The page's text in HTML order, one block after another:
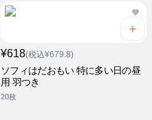
¥618(税込¥679.8)
ソフィはだおもい 特に多い日の昼
用 羽つき
20枚